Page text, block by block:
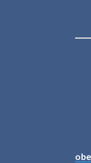
Zájazd do
Základná
srdečne pozýva
priateľov na
Poradne
diskrétne